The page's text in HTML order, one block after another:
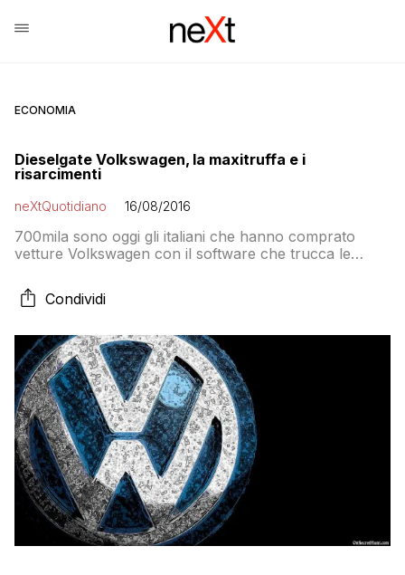
ECONOMIA
Dieselgate Volkswagen, la maxitruffa e i
risarcimenti
neXtQuotidiano 16/08/2016
700mila sono oggi gli italiani che hanno comprato
vetture Volkswagen con il software che trucca le
Condividi